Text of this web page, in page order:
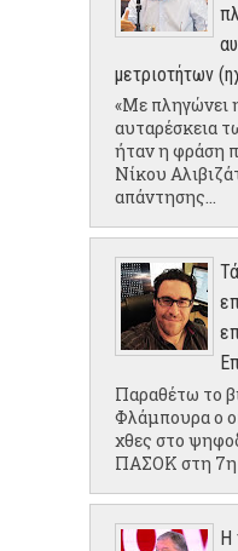
μετριοτήτων
«Με πληγώνει
αυταρέσκεια
ήταν η φράση
Νίκου
απάντησης...
Παραθέτω το
Φλάμπουρα ο
χθες στο
ΠΑΣΟΚ στη 7η
Η